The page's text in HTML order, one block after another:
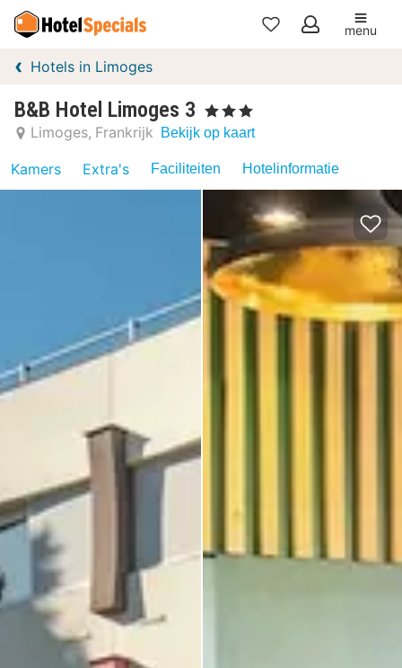
Mijn
menu
Hotels in Limoges
B&B Hotel Limoges 3 , 3 Sterren
Limoges Frankrijk Bekijk op kaart
Kamers Extra's Faciliteiten Hotelinformatie